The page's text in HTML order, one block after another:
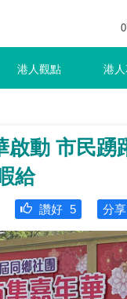
港人觀點 港
啟動 市民踴
給
分享
讚好 5